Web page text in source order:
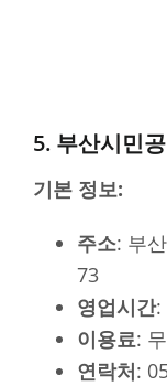
5. 부산시민
기본 정보:
주소: 부
73
영업시간:
이용료:
연락처: